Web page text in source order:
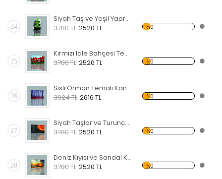
24
Siyah Taş ve Yeşil Yapraklar Kanvas Tablo
3780 TL 2520 TL %0
25
Kırmızı lale Bahçesi Temalı Kanvas Tablo
3780 TL 2520 TL %0
26
Sisli Orman Temalı Kanvas Tablo
3924 TL 2616 TL %0
27
Siyah Taşlar ve Turuncu Çiçek Kanvas Tablo
3780 TL 2520 TL %0
28
Deniz Kıyısı ve Sandal Kanvas Tablo
3780 TL 2520 TL %0